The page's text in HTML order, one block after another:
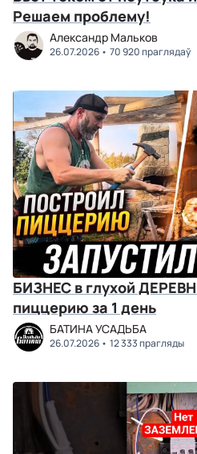
Решаем проблему!
Александр Мальков
26.07.2026 70 920 праглядаў
БИЗНЕС в глухой
пиццерию за 1 день
БАТИНА УСАДЬБА
26.07.2026 12 333 прагляды